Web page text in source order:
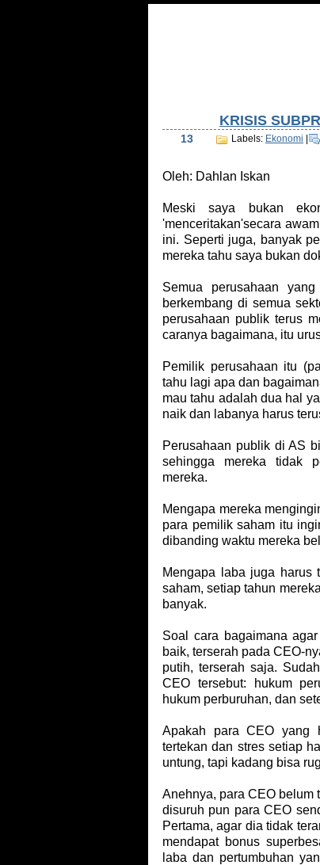
13
KRISIS
Labels: Ekonomi
Oleh: Dahlan Iskan
Meski saya bukan
'menceritakan'secara
ini. Seperti juga, banyak
mereka tahu saya bukan
Semua perusahaan
berkembang di semua
perusahaan publik terus
caranya bagaimana, itu
Pemilik perusahaan itu
tahu lagi apa dan
mau tahu adalah dua hal
naik dan labanya harus
Perusahaan publik di AS
sehingga mereka tidak
mereka.
Mengapa mereka
para pemilik saham itu
dibanding waktu mereka
Mengapa laba juga harus
saham, setiap tahun
banyak.
Soal cara bagaimana
baik, terserah pada CEO-
putih, terserah saja.
CEO tersebut: hukum
hukum perburuhan, dan
Apakah para CEO yang
tertekan dan stres setiap
untung, tapi kadang bisa
Anehnya, para CEO belum
disuruh pun para CEO
Pertama, agar dia tidak
mendapat bonus
laba dan pertumbuhan